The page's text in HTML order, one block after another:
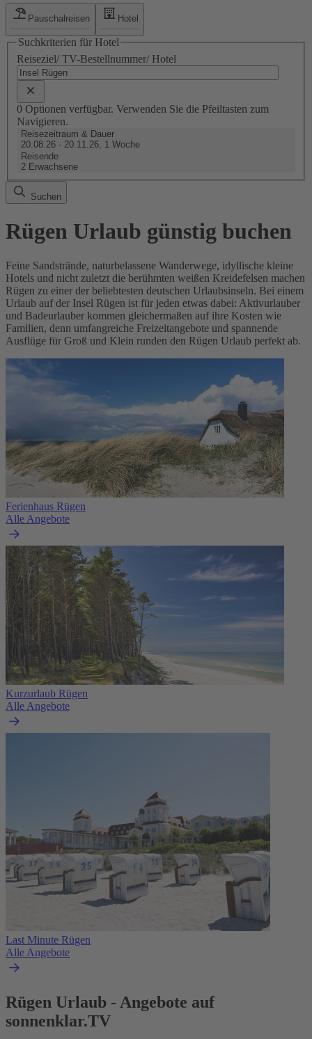
Pauschalreisen Hotel
Suchkriterien für Hotel
Reiseziel/ TV-Bestellnummer/ Hotel
0 Optionen verfügbar. Verwenden Sie die Pfeiltasten zum
Navigieren.
Reisezeitraum & Dauer
20.08.26 - 20.11.26, 1 Woche
Reisende
2 Erwachsene
Suchen
Rügen Urlaub günstig buchen
Feine Sandstrände, naturbelassene Wanderwege, idyllische kleine
Hotels und nicht zuletzt die berühmten weißen Kreidefelsen machen
Rügen zu einer der beliebtesten deutschen Urlaubsinseln. Bei einem
Urlaub auf der Insel Rügen ist für jeden etwas dabei: Aktivurlauber
und Badeurlauber kommen gleichermaßen auf ihre Kosten wie
Familien, denn umfangreiche Freizeitangebote und spannende
Ausflüge für Groß und Klein runden den Rügen Urlaub perfekt ab.
Ferienhaus Rügen
Alle Angebote
Kurzurlaub Rügen
Alle Angebote
Last Minute Rügen
Alle Angebote
Rügen Urlaub - Angebote auf
sonnenklar.TV